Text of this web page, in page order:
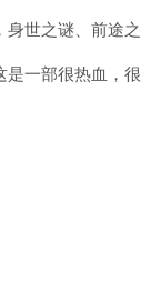
世之谜、前途之
是一部很热血，很